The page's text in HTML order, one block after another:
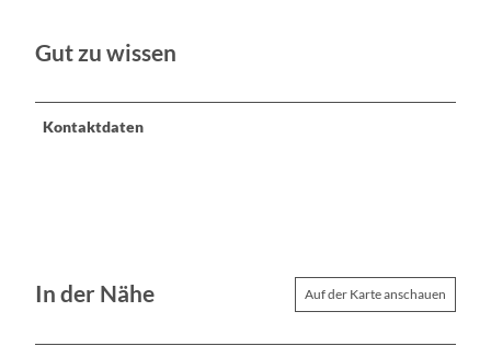
Gut zu wissen
Kontaktdaten
In der Nähe Auf der Karte anschauen